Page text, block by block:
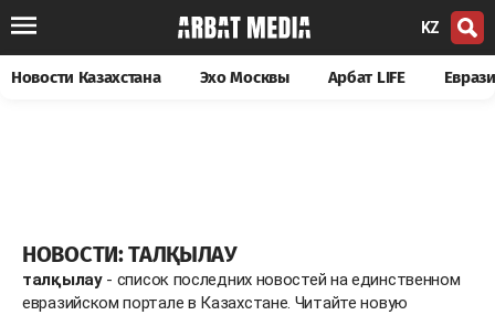
KZ
Новости Казахстана Эхо Москвы Арбат LIFE
НОВОСТИ: ТАЛҚЫЛАУ
талқылау- список последних новостей на единственном
евразийском портале в Казахстане. Читайте новую